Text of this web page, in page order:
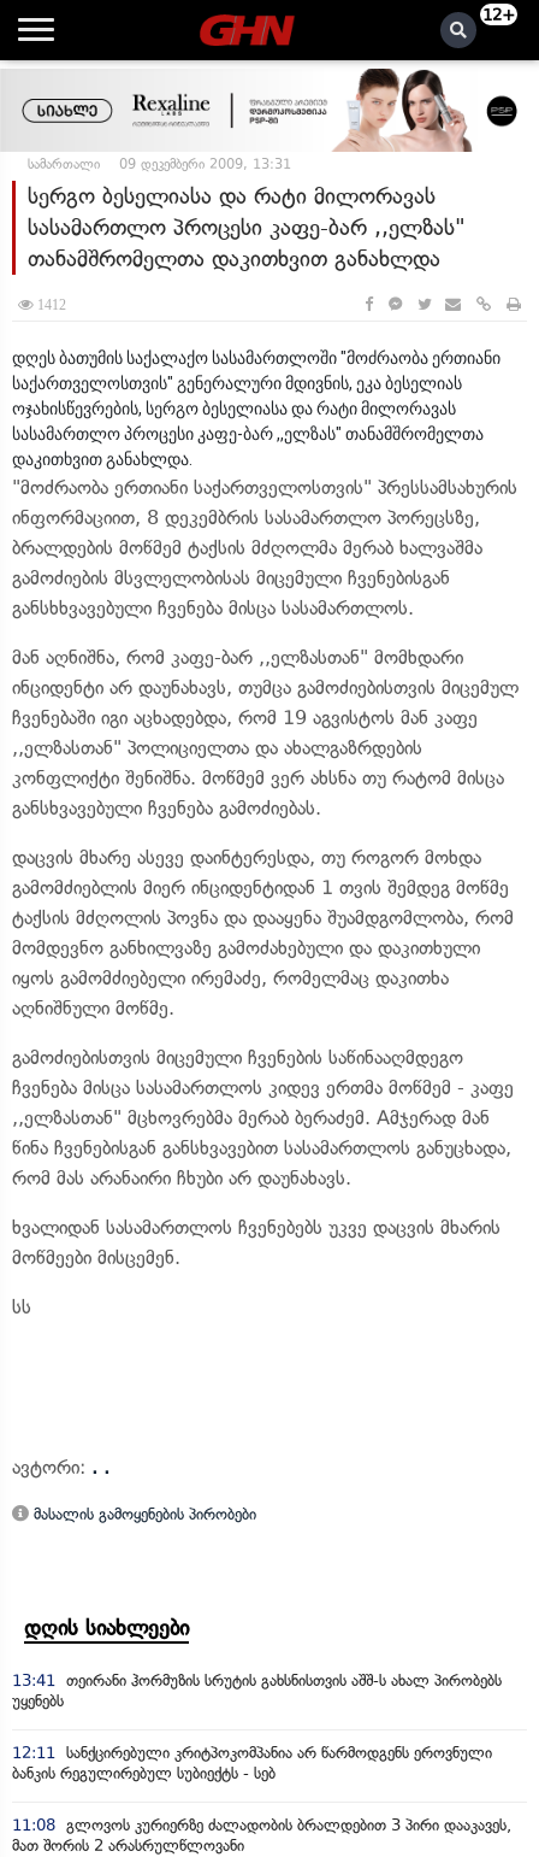
12+
სამართალი 09 დეკემბერი 2009, 13:31
სერგო ბესელიასა და რატი მილორავას
სასამართლო პროცესი კაფე-ბარ ,,ელზას"
თანამშრომელთა დაკითხვით განახლდა
1412
დღეს ბათუმის საქალაქო სასამართლოში "მოძრაობა ერთიანი
საქართველოსთვის" გენერალური მდივნის, ეკა ბესელიას
ოჯახისწევრების, სერგო ბესელიასა და რატი მილორავას
სასამართლო პროცესი კაფე-ბარ ,,ელზას" თანამშრომელთა
დაკითხვით განახლდა.
"მოძრაობა ერთიანი საქართველოსთვის" პრესსამსახურის
ინფორმაციით, 8 დეკემბრის სასამართლო პორეცსზე,
ბრალდების მოწმემ ტაქსის მძღოლმა მერაბ ხალვაშმა
გამოძიების მსვლელობისას მიცემული ჩვენებისგან
განსხხვავებული ჩვენება მისცა სასამართლოს.
მან აღნიშნა, რომ კაფე-ბარ ,,ელზასთან" მომხდარი
ინციდენტი არ დაუნახავს, თუმცა გამოძიებისთვის მიცემულ
ჩვენებაში იგი აცხადებდა, რომ 19 აგვისტოს მან კაფე
,,ელზასთან" პოლიციელთა და ახალგაზრდების
კონფლიქტი შენიშნა. მოწმემ ვერ ახსნა თუ რატომ მისცა
განსხვავებული ჩვენება გამოძიებას.
დაცვის მხარე ასევე დაინტერესდა, თუ როგორ მოხდა
გამომძიებლის მიერ ინციდენტიდან 1 თვის შემდეგ მოწმე
ტაქსის მძღოლის პოვნა და დააყენა შუამდგომლობა, რომ
მომდევნო განხილვაზე გამოძახებული და დაკითხული
იყოს გამომძიებელი ირემაძე, რომელმაც დაკითხა
აღნიშნული მოწმე.
გამოძიებისთვის მიცემული ჩვენების საწინააღმდეგო
ჩვენება მისცა სასამართლოს კიდევ ერთმა მოწმემ - კაფე
,,ელზასთან" მცხოვრებმა მერაბ ბერაძემ. Aმჯერად მან
წინა ჩვენებისგან განსხვავებით სასამართლოს განუცხადა,
რომ მას არანაირი ჩხუბი არ დაუნახავს.
ხვალიდან სასამართლოს ჩვენებებს უკვე დაცვის მხარის
მოწმეები მისცემენ.
სს
ავტორი: . .
მასალის გამოყენების პირობები
დღის სიახლეები
13:41 თეირანი ჰორმუზის სრუტის გახსნისთვის აშშ-ს ახალ პირობებს
უყენებს
12:11 სანქცირებული კრიტპოკომპანია არ წარმოდგენს ეროვნული
ბანკის რეგულირებულ სუბიექტს - სებ
11:08 გლოვოს კურიერზე ძალადობის ბრალდებით 3 პირი დააკავეს,
მათ შორის 2 არასრულწლოვანი